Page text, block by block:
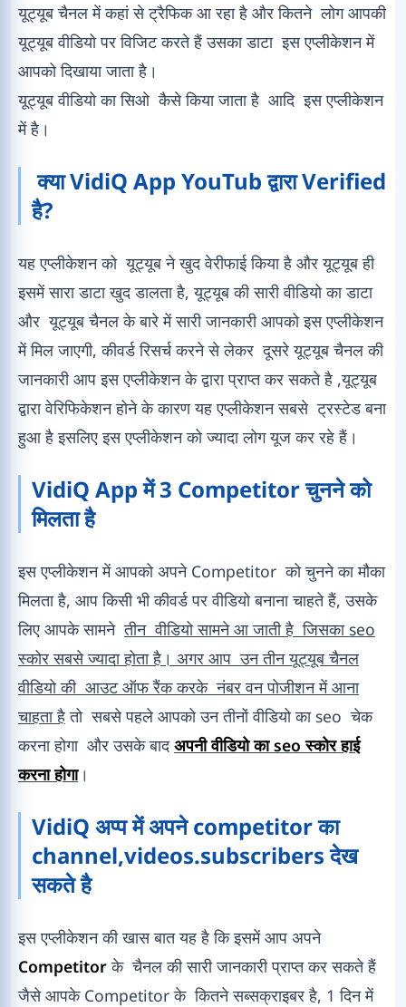
यूट्यूब चैनल में कहां से ट्रैफिक आ रहा है और कितने लोग आपकी
यूट्यूब वीडियो पर विजिट करते हैं उसका डाटा इस एप्लीकेशन में
आपको दिखाया जाता है।
यूट्यूब वीडियो का सिओ कैसे किया जाता है आदि इस एप्लीकेशन
में है।
क्या VidiQ App YouTub द्वारा Verified
है?
यह एप्लीकेशन को यूट्यूब ने खुद वेरीफाई किया है और यूट्यूब ही
इसमें सारा डाटा खुद डालता है, यूट्यूब की सारी वीडियो का डाटा
और यूट्यूब चैनल के बारे में सारी जानकारी आपको इस एप्लीकेशन
में मिल जाएगी, कीवर्ड रिसर्च करने से लेकर दूसरे यूट्यूब चैनल की
जानकारी आप इस एप्लीकेशन के द्वारा प्राप्त कर सकते है ,यूट्यूब
द्वारा वेरिफिकेशन होने के कारण यह एप्लीकेशन सबसे ट्रस्टेड बना
हुआ है इसलिए इस एप्लीकेशन को ज्यादा लोग यूज कर रहे हैं।
VidiQ App में 3 Competitor चुनने को
मिलता है
इस एप्लीकेशन में आपको अपने Competitor को चुनने का मौका
मिलता है, आप किसी भी कीवर्ड पर वीडियो बनाना चाहते हैं, उसके
लिए आपके सामनेतीन वीडियो सामने आ जाती है जिसका seo
स्कोर सबसे ज्यादा होता है। अगर आप उन तीन यूट्यूब चैनल
वीडियो की आउट ऑफ रैंक करके नंबर वन पोजीशन में आना
चाहता हैतो सबसे पहले आपको उन तीनों वीडियो का seo चेक
करना होगा और उसके बादअपनी वीडियो का seo स्कोर हाई
करना होगा।
VidiQ अप्प में अपने competitor का
channel,videos.subscribers देख
सकते है
इस एप्लीकेशन की खास बात यह है कि इसमें आप अपने
Competitorके चैनल की सारी जानकारी प्राप्त कर सकते हैं
जैसे आपके Competitor के कितने सब्सक्राइबर है, 1 दिन में